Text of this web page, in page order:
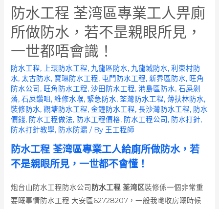
防水工程 荃湾區專業工人畀廁
所做防水，若不昰親眼所見，
一世都唔會識！
防水工程, 上環防水工程, 九龍區防水, 九龍城防水,利東村防
水,太古防水, 寶琳防水工程, 屯門防水工程,新界區防水, 旺角
防水公司 , 旺角防水工程,沙田防水工程,港島區防水,石屎剝
落,石屎鑽咀 ,維修水喉, 緊急防水,荃灣防水工程,薄扶林防水,
裝修防水,觀塘防水工程,金鐘防水工程,長沙灣防水工程, 防水
價錢, 防水工程做法, 防水工程價格, 防水工程公司 , 防水打針,
防水打針教學, 防水防漏 / By 王工程師
防水工程 荃湾區專業工人給廁所做防水，若
不是親眼所見，一世都不會懂！
炮台山防水工程防水公司 防水工程 荃湾区裝修係一個非常重
要嘅事情防水工程 大安區62728207，一般我哋收房嘅時候